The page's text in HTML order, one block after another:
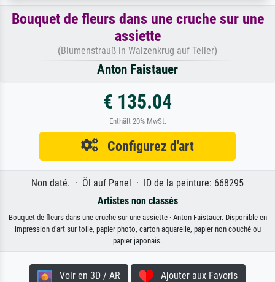
Bouquet de fleurs dans une cruche sur une
assiette
(Blumenstrauß in Walzenkrug auf Teller)
Anton Faistauer
€ 135.04
Enthält 20% MwSt.
Configurez d'art
Non daté. · Öl auf Panel · ID de la peinture: 668295
Artistes non classés
Bouquet de fleurs dans une cruche sur une assiette · Anton Faistauer. Disponible en
impression d'art sur toile, papier photo, carton aquarelle, papier non couché ou
papier japonais.
Voir en 3D / AR Ajouter aux Favoris